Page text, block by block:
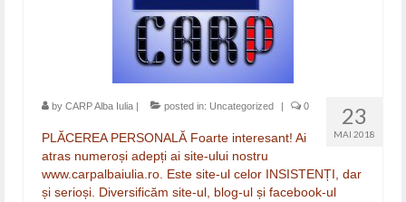
23
MAI 2018
by CARP Alba Iulia posted in: Uncategorized 0
PLĂCEREA PERSONALĂ Foarte interesant! Ai
atras numeroși adepți ai site-ului nostru
www.carpalbaiulia.ro. Este site-ul celor INSISTENȚI, dar
și serioși. Diversificăm site-ul, blog-ul și facebook-ul